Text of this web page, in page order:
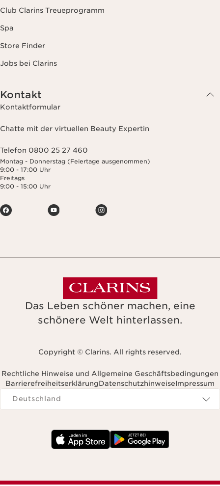
Club Clarins Treueprogramm
Spa
Store Finder
Jobs bei Clarins
Kontakt
Kontaktformular
Chatte mit der virtuellen Beauty Expertin
Telefon 0800 25 27 460
Montag - Donnerstag (Feiertage ausgenommen)
9:00 - 17:00 Uhr
Freitags
9:00 - 15:00 Uhr
Das Leben schöner machen, eine
schönere Welt hinterlassen.
Copyright © Clarins. All rights reserved.
Rechtliche Hinweise und Allgemeine Geschäftsbedingungen
BarrierefreiheitserklärungDatenschutzhinweiseImpressum
Navigates to
Deutschland